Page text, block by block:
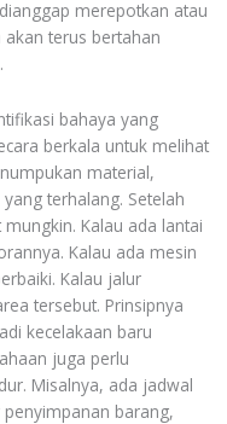
merepotkan atau
terus bertahan
bahaya yang
berkala untuk melihat
material,
terhalang. Setelah
Kalau ada lantai
Kalau ada mesin
Kalau jalur
tersebut. Prinsipnya
kecelakaan baru
juga perlu
Misalnya, ada jadwal
penyimpanan barang,